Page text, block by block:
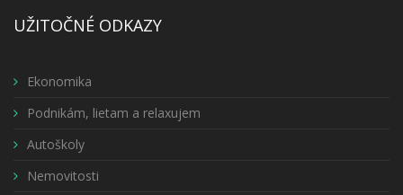
UŽITOČNÉ ODKAZY
Ekonomika
Podnikám, lietam a relaxujem
Autoškoly
Nemovitosti